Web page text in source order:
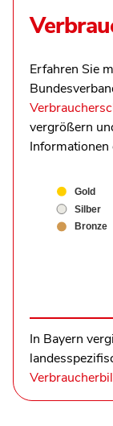
Erfahren Sie
vergrößern
Informationen
Gold
Silber
Bronze
In Bayern